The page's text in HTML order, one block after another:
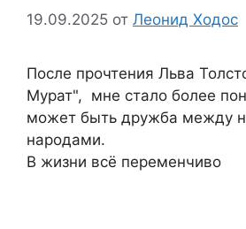
19.09.2025 от Леонид Ходос
После прочтения Льва
Мурат", мне стало более
может быть дружба между
народами.
В жизни всё переменчиво